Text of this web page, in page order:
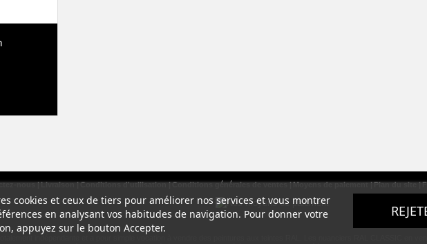
nous Livraison Conditions d'utilisation Conditions générales de ventes Moyens de paiement Plan du site
cookies et ceux de tiers pour améliorer nos services et vous montrer
en analysant vos habitudes de navigation. Pour donner votre
appuyez sur le bouton Accepter.